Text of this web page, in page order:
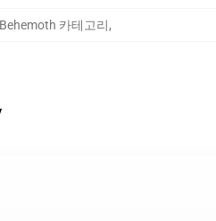
Behemoth 카테고리,